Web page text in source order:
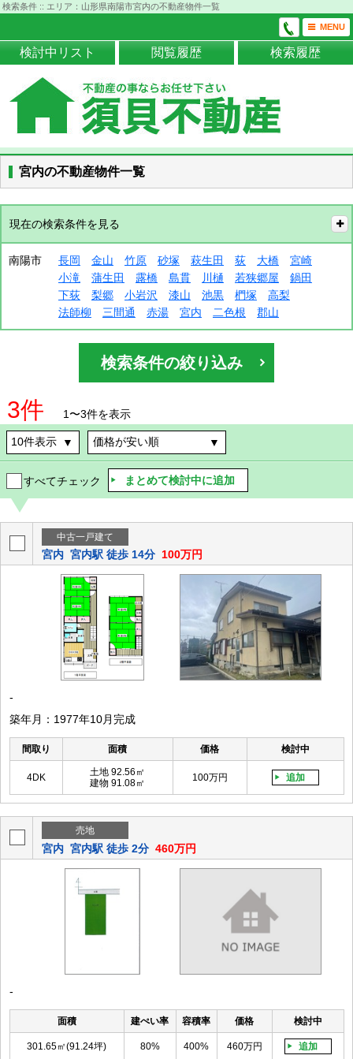
検索条件 :: エリア：山形県南陽市宮内の不動産物件一覧
MENU
検討中リスト 閲覧履歴 検索履歴
宮内の不動産物件一覧
現在の検索条件を見る
南陽市 長岡 金山 竹原 砂塚 萩生田 荻 大橋
宮崎
小滝
蒲生田 露橋 島貫 川樋 若狭郷屋
鍋田
下荻
梨郷 小岩沢 漆山 池黒 椚塚
高梨
法師柳
三間通 赤湯 宮内 二色根 郡山
検索条件の絞り込み
3件 1〜3件を表示
すべてチェック まとめて検討中に追加
中古一戸建て
宮内 宮内駅 徒歩 14分 100万円
-
築年月：1977年10月完成
間取り 面積 価格 検討中
4DK
土地 92.56㎡
建物 91.08㎡
100万円 追加
売地
宮内 宮内駅 徒歩 2分 460万円
-
面積 建ぺい率 容積率 価格 検討中
301.65㎡(91.24坪) 80% 400% 460万円 追加